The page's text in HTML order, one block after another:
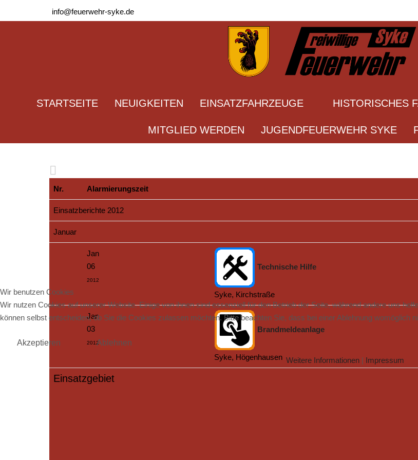
info@feuerwehr-syke.de
STARTSEITE NEUIGKEITEN EINSATZFAHRZEUGE HISTORISCHES
MITGLIED WERDEN JUGENDFEUERWEHR SYKE
Nr. Alarmierungszeit
Einsatzberichte 2012
Januar
Jan
06
2012
Technische Hilfe
Syke, Kirchstraße
Jan
03
2012
Brandmeldeanlage
Syke, Högenhausen
Einsatzgebiet
Wir benutzen Cookies
Wir nutzen Cookies auf unserer Website. Einige von ihnen sind essenziell für den Betrieb der Seite, während andere uns
können selbst entscheiden, ob Sie die Cookies zulassen möchten. Bitte beachten Sie, dass bei einer Ablehnung womöglich
Akzeptieren
Ablehnen
Weitere Informationen | Impressum